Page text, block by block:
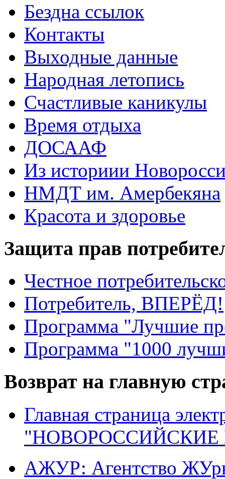
Бездна ссылок
Контакты
Выходные данные
Народная летопись
Счастливые каникулы
Время отдыха
ДОСААФ
Из историии
НМДТ им. Амербекяна
Красота и здоровье
Защита прав
Честное
Потребитель, ВПЕРЁД!
Программа "Лучшие
Программа "1000
Возврат на главную
Главная страница
"НОВОРОССИЙСКИЕ
АЖУР: Агентство